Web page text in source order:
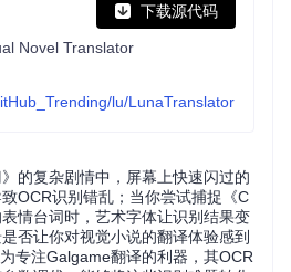
下载源代码
Novel Translator
lu/LunaTranslator
的复杂剧情中，屏幕上快速闪过的
OCR识别错乱；当你尝试捕捉《C
情台词时，艺术字体让识别结果变
否让你对视觉小说的翻译体验感到
专注Galgame翻译的利器，其OCR